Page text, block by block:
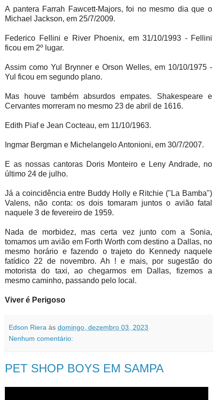
A pantera Farrah Fawcett-Majors, foi no mesmo dia que o
Michael Jackson, em 25/7/2009.
Federico Fellini e River Phoenix, em 31/10/1993 - Fellini
ficou em 2º lugar.
Assim como Yul Brynner e Orson Welles, em 10/10/1975 -
Yul ficou em segundo plano.
Mas houve também absurdos empates. Shakespeare e
Cervantes morreram no mesmo 23 de abril de 1616.
Edith Piaf e Jean Cocteau, em 11/10/1963.
Ingmar Bergman e Michelangelo Antonioni, em 30/7/2007.
E as nossas cantoras Doris Monteiro e Leny Andrade, no
último 24 de julho.
Já a coincidência entre Buddy Holly e Ritchie ("La Bamba")
Valens, não conta: os dois tomaram juntos o avião fatal
naquele 3 de fevereiro de 1959.
Nada de morbidez, mas certa vez junto com a Sonia,
tomamos um avião em Forth Worth com destino a Dallas, no
mesmo horário e fazendo o trajeto do Kennedy naquele
fatídico 22 de novembro. Ah ! e mais, por sugestão do
motorista do taxi, ao chegarmos em Dallas, fizemos a
mesmo caminho, passando pelo local.
Viver é Perigoso
Edson Riera às domingo, dezembro 03, 2023
Nenhum comentário:
PET SHOP BOYS EM SAMPA